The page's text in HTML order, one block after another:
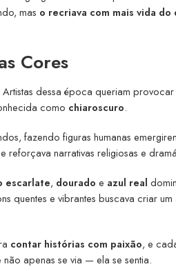
mas o recriava com mais vida do
Cores
Artistas dessa época queriam
como chiaroscuro.
fazendo figuras humanas
reforçava narrativas religiosas e
escarlate, dourado e azul real
quentes e vibrantes buscava criar um
contar histórias com paixão, e
apenas se via — ela se sentia.